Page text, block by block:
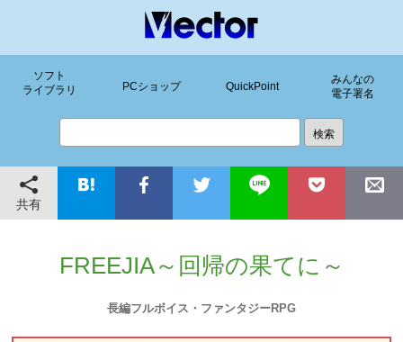
ソフト
ライブラリ
PCショップ QuickPoint
みんなの
電子署名
共有
FREEJIA～回帰の果てに～
長編フルボイス・ファンタジーRPG